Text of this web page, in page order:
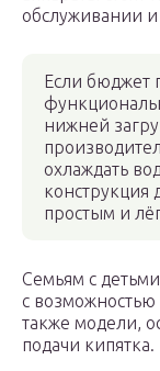
обслуживании
Если бюджет
нижней
охлаждать
конструкция
простым и
Семьям с
с
также модели,
подачи кипятка.